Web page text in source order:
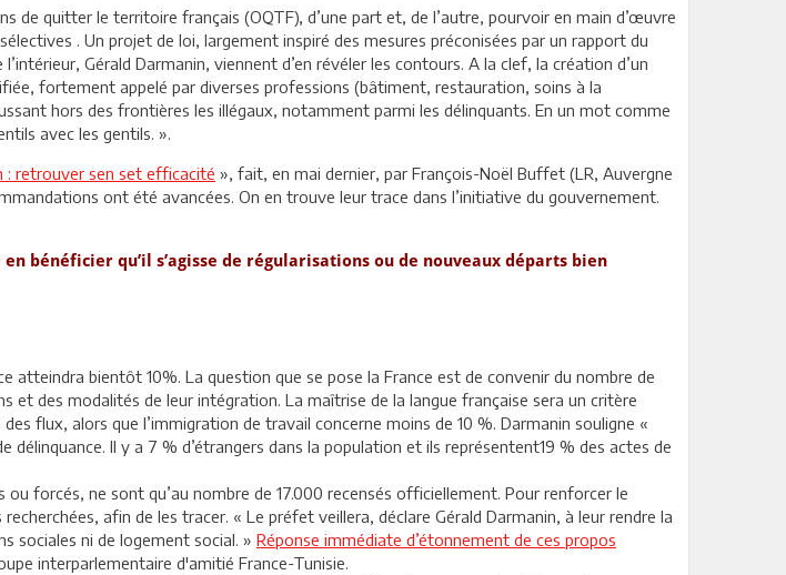
de quitter le territoire français (OQTF), d’une part et, de l’autre, pourvoir en main d’œuvre
. Un projet de loi, largement inspiré des mesures préconisées par un rapport du
Gérald Darmanin, viennent d’en révéler les contours. A la clef, la création d’un
fortement appelé par diverses professions (bâtiment, restauration, soins à la
hors des frontières les illégaux, notamment parmi les délinquants. En un mot comme
avec les gentils. ».
: retrouver sen set efficacité », fait, en mai dernier, par François-Noël Buffet (LR, Auvergne
ont été avancées. On en trouve leur trace dans l’initiative du gouvernement.
bénéficier qu’il s’agisse de régularisations ou de nouveaux départs bien
bientôt 10%. La question que se pose la France est de convenir du nombre de
et des modalités de leur intégration. La maîtrise de la langue française sera un critère
flux, alors que l’immigration de travail concerne moins de 10 %. Darmanin souligne «
Il y a 7 % d’étrangers dans la population et ils représentent19 % des actes de
forcés, ne sont qu’au nombre de 17.000 recensés officiellement. Pour renforcer le
afin de les tracer. « Le préfet veillera, déclare Gérald Darmanin, à leur rendre la
sociales ni de logement social. » Réponse immédiate d’étonnement de ces propos
interparlementaire d'amitié France-Tunisie.